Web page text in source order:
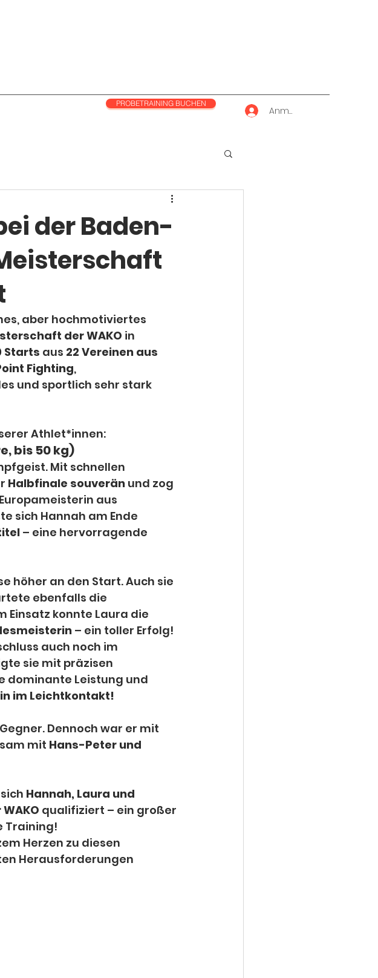
PROBETRAINING BUCHEN
Anmelden
der Baden-
aber hochmotiviertes
der WAKO in
Starts aus 22 Vereinen aus
Fighting,
und sportlich sehr stark
Athlet*innen:
bis 50 kg)
Mit schnellen
Halbfinale souverän und zog
aus
sich Hannah am Ende
– eine hervorragende
höher an den Start. Auch sie
ebenfalls die
Einsatz konnte Laura die
– ein toller Erfolg!
auch noch im
sie mit präzisen
dominante Leistung und
im Leichtkontakt!
Dennoch war er mit
mit Hans-Peter und
Hannah, Laura und
qualifiziert – ein großer
Training!
Herzen zu diesen
Herausforderungen